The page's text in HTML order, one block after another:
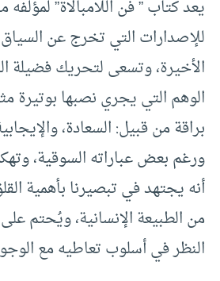
يعد كتاب ” فن اللامبالاة” لمؤلفه
للإصدارات التي تخرج عن السياق
الأخيرة، وتسعى لتحريك فضيلة
الوهم التي يجري نصبها بوتيرة
براقة من قبيل: السعادة،
ورغم بعض عباراته السوقية،
أنه يجتهد في تبصيرنا بأهمية
من الطبيعة الإنسانية، ويُحتم
النظر في أسلوب تعاطيه مع